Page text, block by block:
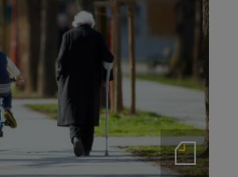
Notas de prensa